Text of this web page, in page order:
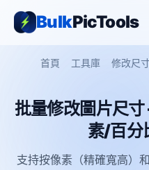
BulkPicTools
首頁 工具庫 修改尺
批量修改圖片尺
素/百分
支持按像素（精確寬高）